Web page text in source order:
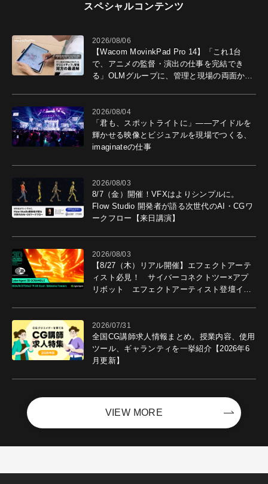
スペシャルコンテンツ
2026/08/06
【Wacom MovinkPad Pro 14】「これ1台
で、アニメの監督・演出の仕事を完結でき
る」OLMグループに、管理と現場の両面から
2026/08/04
「君も、スポットライトに」――アイドルを
輝かせる映像とビジュアルを現場でつくる、
imaginateの仕事
2026/08/03
8/7（金）開催！VFXはよりシンプルに。
Flow Studio 開発者が語る次世代のAI・CGワ
ークフロー【来日講演】
2026/08/03
【8/27（木）リアル開催】エフェクトアーテ
ィスト必見！ サイバーコネクトツー×アプ
リボット エフェクトアーティスト登壇イベ
2026/07/31
全国CG講師求人情報まとめ。授業内容、使用
ツール、ギャランティを一挙紹介【2026年6
月更新】
VIEW MORE